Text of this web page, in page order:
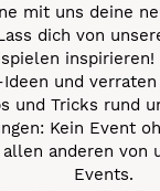
mit uns deine
dich von
Ideen und
und Tricks rund
Kein Event
anderen von
Events.